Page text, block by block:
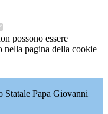
possono essere
nella pagina della cookie
Statale Papa Giovanni